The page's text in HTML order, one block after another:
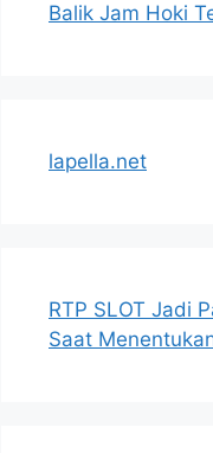
Balik Jam Hoki
lapella.net
RTP SLOT Jadi
Saat